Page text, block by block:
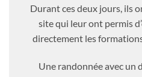
Durant ces deux jours, ils
site qui leur ont permis
directement les
Une randonnée avec un